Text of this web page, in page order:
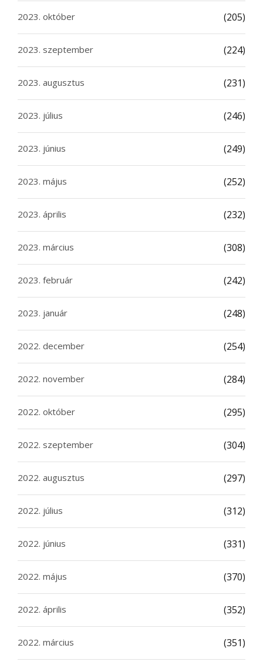
2023. október (205)
2023. szeptember (224)
2023. augusztus (231)
2023. július (246)
2023. június (249)
2023. május (252)
2023. április (232)
2023. március (308)
2023. február (242)
2023. január (248)
2022. december (254)
2022. november (284)
2022. október (295)
2022. szeptember (304)
2022. augusztus (297)
2022. július (312)
2022. június (331)
2022. május (370)
2022. április (352)
2022. március (351)